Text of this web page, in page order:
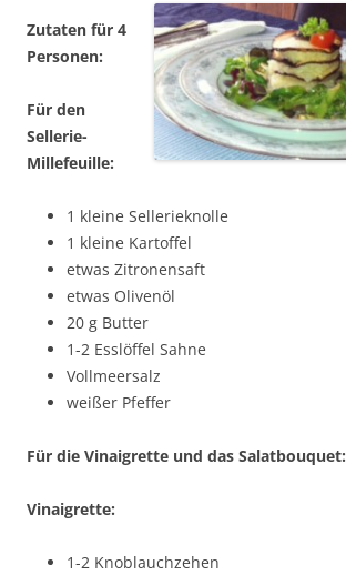
Zutaten für 4
Personen:
Für den
Sellerie-
Millefeuille:
1 kleine Sellerieknolle
1 kleine Kartoffel
etwas Zitronensaft
etwas Olivenöl
20 g Butter
1-2 Esslöffel Sahne
Vollmeersalz
weißer Pfeffer
Für die Vinaigrette und das Salatbouquet:
Vinaigrette:
1-2 Knoblauchzehen